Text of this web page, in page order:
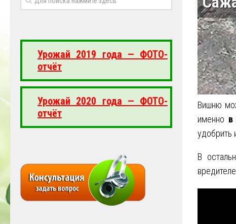
Вишню
именно в
удобрить
В
Урожай 2019 года — ФОТО-
отчёт
Урожай 2020 года — ФОТО-
отчёт